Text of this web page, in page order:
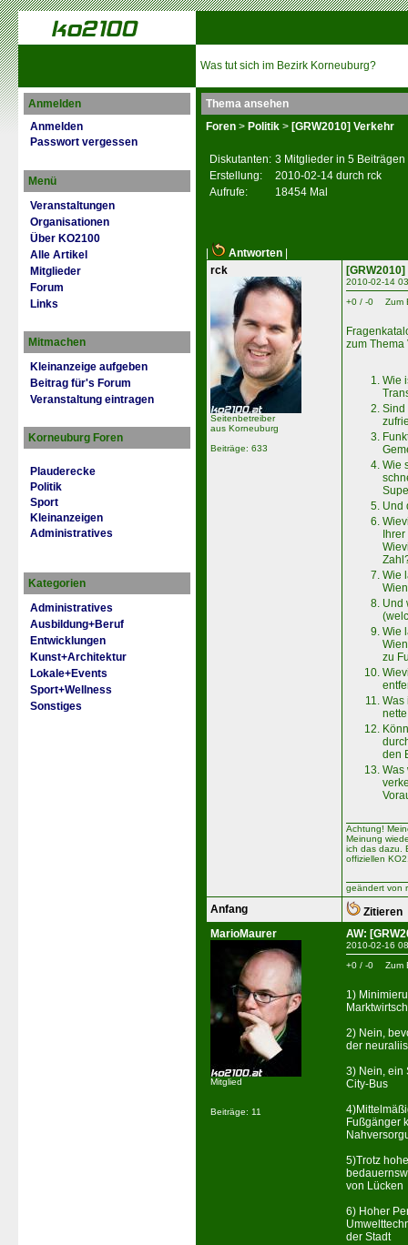
Was tut sich im Bezirk Korneuburg?
Anmelden
Anmelden
Passwort vergessen
Menü
Veranstaltungen
Organisationen
Über KO2100
Alle Artikel
Mitglieder
Forum
Links
Mitmachen
Kleinanzeige aufgeben
Beitrag für's Forum
Veranstaltung eintragen
Korneuburg Foren
Plauderecke
Politik
Sport
Kleinanzeigen
Administratives
Kategorien
Administratives
Ausbildung+Beruf
Entwicklungen
Kunst+Architektur
Lokale+Events
Sport+Wellness
Sonstiges
Thema ansehen
Foren> Politik> [GRW2010] Verkehr
Diskutanten: 3 Mitglieder in 5 Beiträgen
Erstellung:
2010-02-14 durch rck
Aufrufe:
18454 Mal
Antworten|
rck
Seitenbetreiber
aus Korneuburg
Beiträge: 633
2010-02-14
+0 / -0
Zum
zum Thema
Wie
Sind
Wie
Und
Wie
Und
Wie
zu
Was
den
Was
Achtung!
Meinung
ich das dazu.
offiziellen
geändert von
Anfang
Zitieren
MarioMaurer
Mitglied
Beiträge: 11
AW:
2010-02-16
+0 / -0
Zum
1)
2) Nein,
der
3) Nein, ein
City-Bus
Fußgänger
5)Trotz
von Lücken
6) Hoher
der Stadt